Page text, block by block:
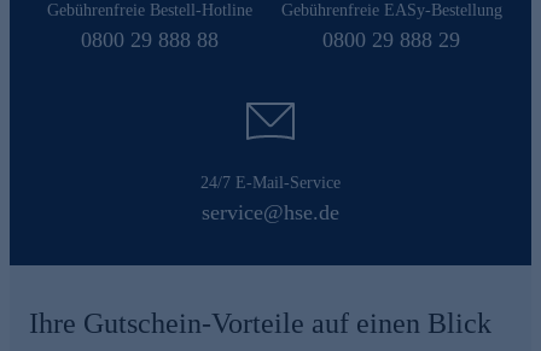
Gebührenfreie Bestell-Hotline
0800 29 888 88
Gebührenfreie EASy-Bestellung
0800 29 888 29
24/7 E-Mail-Service
service@hse.de
Ihre Gutschein-Vorteile auf einen Blick